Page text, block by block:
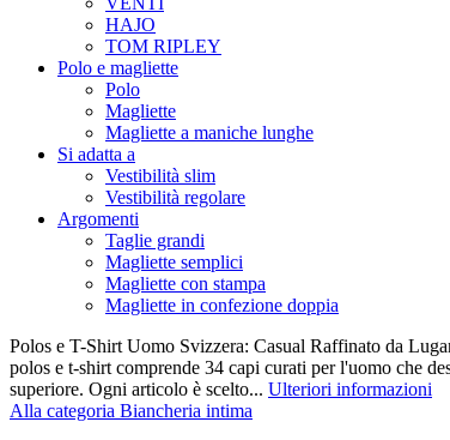
HAJO
TOM RIPLEY
Polo e magliette
Polo
Magliette
Magliette a maniche lunghe
Si adatta a
Vestibilità slim
Vestibilità regolare
Argomenti
Taglie grandi
Magliette semplici
Magliette con stampa
Magliette in confezione doppia
Polos e T-Shirt Uomo Svizzera: Casual Raffinato da
polos e t-shirt comprende 34 capi curati per l'uomo che
superiore. Ogni articolo è scelto... Ulteriori informazioni
Alla categoria Biancheria intima